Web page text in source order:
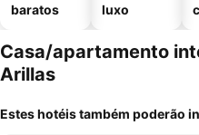
baratos
luxo
Casa/apartamento
Arillas
Estes hotéis também poderão